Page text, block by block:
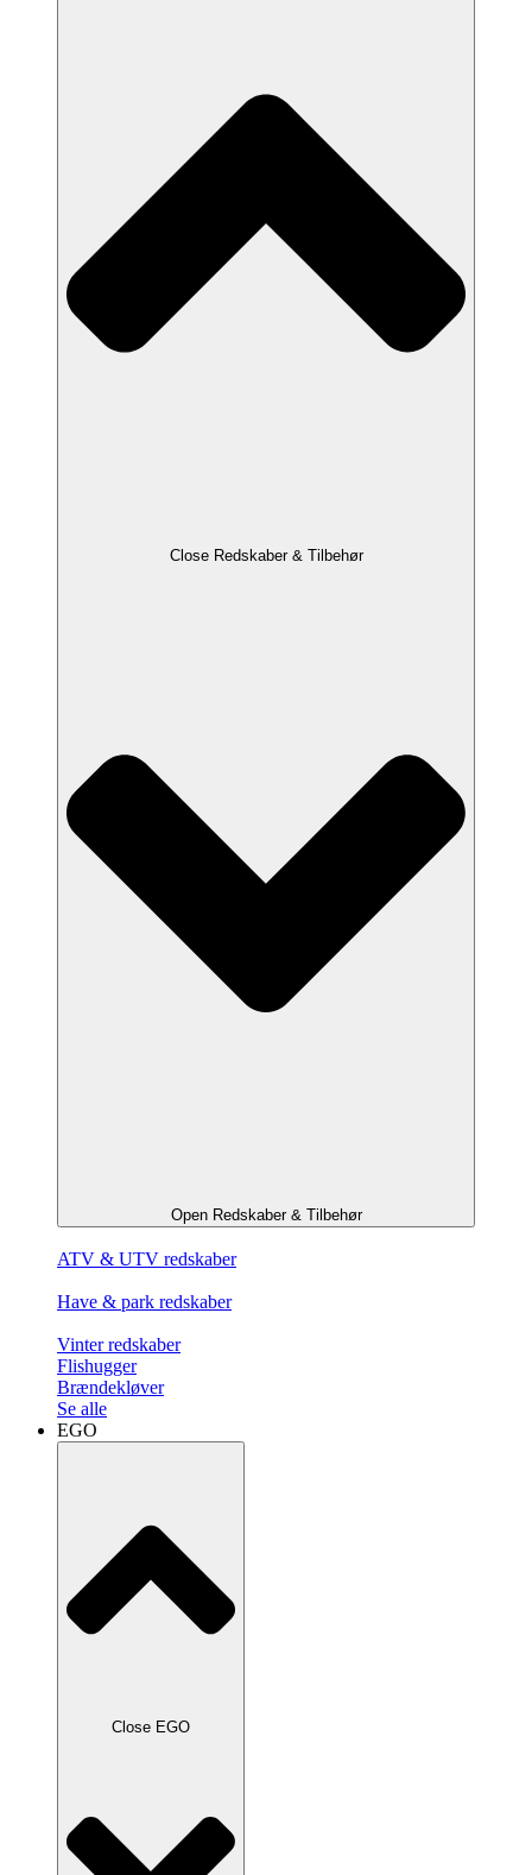
Close Redskaber & Tilbehør
Open Redskaber & Tilbehør
ATV & UTV redskaber
Have & park redskaber
Vinter redskaber
Flishugger
Brændekløver
Se alle
EGO
Close EGO